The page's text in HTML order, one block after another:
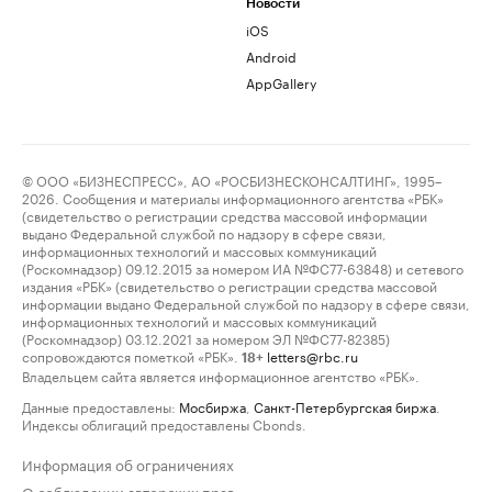
Новости
iOS
Android
AppGallery
© ООО «БИЗНЕСПРЕСС», АО «РОСБИЗНЕСКОНСАЛТИНГ», 1995–
2026. Сообщения и материалы информационного агентства «РБК»
(свидетельство о регистрации средства массовой информации
выдано Федеральной службой по надзору в сфере связи,
информационных технологий и массовых коммуникаций
(Роскомнадзор) 09.12.2015 за номером ИА №ФС77-63848) и сетевого
издания «РБК» (свидетельство о регистрации средства массовой
информации выдано Федеральной службой по надзору в сфере связи,
информационных технологий и массовых коммуникаций
(Роскомнадзор) 03.12.2021 за номером ЭЛ №ФС77-82385)
сопровождаются пометкой «РБК».
18+ letters@rbc.ru
Владельцем сайта является информационное агентство «РБК».
Данные предоставлены: Мосбиржа Санкт-Петербургская биржа
Индексы облигаций предоставлены Cbonds.
Информация об ограничениях